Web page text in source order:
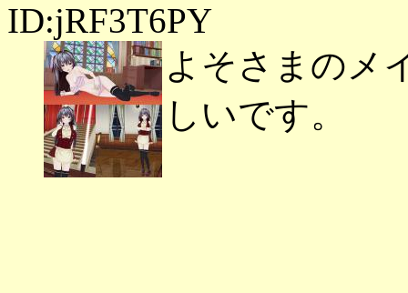
ID:jRF3T6PY
よそさまのメ
しいです。